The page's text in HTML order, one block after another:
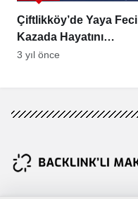
Çiftlikköy’de Yaya Feci
Kazada Hayatını
Kaybetti
3 yıl önce